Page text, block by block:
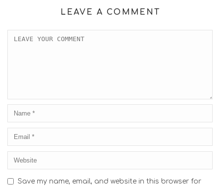
LEAVE A COMMENT
Save my name, email, and website in this browser for